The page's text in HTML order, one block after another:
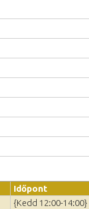
Időpont
{Kedd 12:00-14:00}